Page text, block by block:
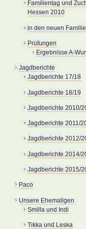
Familientag und
Hessen 2010
in den neuen
Prüfungen
Ergebnisse A-
Jagdberichte
Jagdberichte 17/18
Jagdberichte 18/19
Jagdberichte 2010/
Jagdberichte 2011/
Jagdberichte 2012/
Jagdberichte 2014/
Jagdberichte 2015/
Paco
Unsere Ehemaligen
Smilla und Indi
Tikka und Leska